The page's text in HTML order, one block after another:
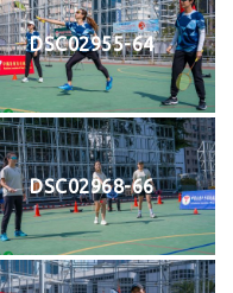
DSC02955-64
DSC02968-66